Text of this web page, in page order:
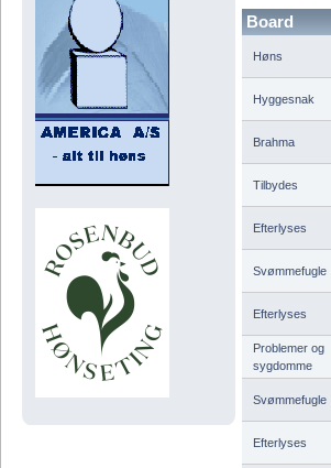
Board
Høns
Hyggesnak
Brahma
Tilbydes
Efterlyses
Svømmefugle
Efterlyses
Problemer og
sygdomme
Svømmefugle
Efterlyses